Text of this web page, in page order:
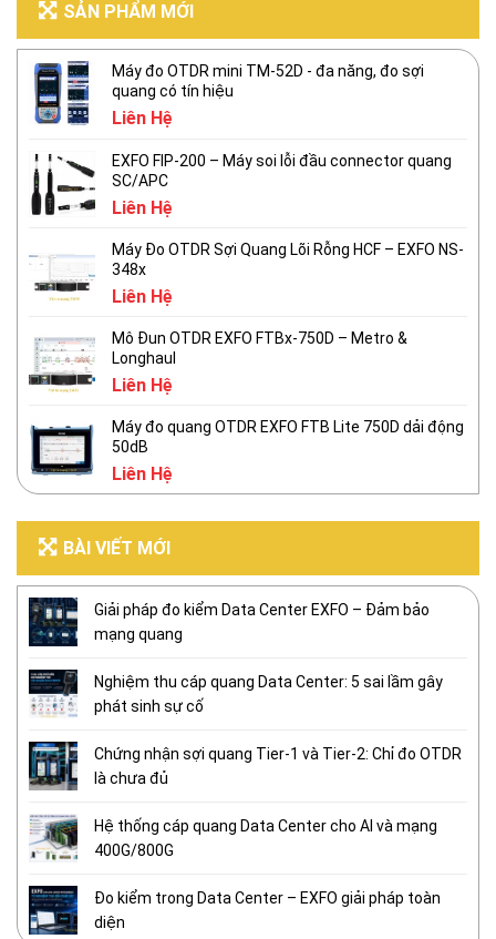
SẢN PHẨM MỚI
Máy đo OTDR mini TM-52D - đa năng, đo sợi
quang có tín hiệu
Liên Hệ
EXFO FIP-200 – Máy soi lỗi đầu connector quang
SC/APC
Liên Hệ
Máy Đo OTDR Sợi Quang Lõi Rỗng HCF – EXFO NS-
348x
Liên Hệ
Mô Đun OTDR EXFO FTBx-750D – Metro &
Longhaul
Liên Hệ
Máy đo quang OTDR EXFO FTB Lite 750D dải động
50dB
Liên Hệ
BÀI VIẾT MỚI
Giải pháp đo kiểm Data Center EXFO – Đảm bảo
mạng quang
Nghiệm thu cáp quang Data Center: 5 sai lầm gây
phát sinh sự cố
Chứng nhận sợi quang Tier-1 và Tier-2: Chỉ đo OTDR
là chưa đủ
Hệ thống cáp quang Data Center cho AI và mạng
400G/800G
Đo kiểm trong Data Center – EXFO giải pháp toàn
diện